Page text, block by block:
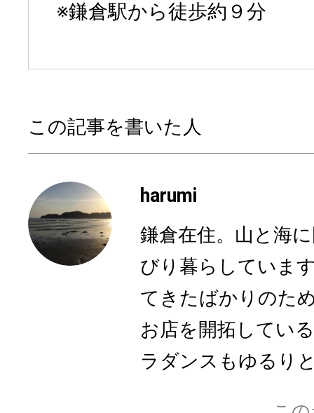
※鎌倉駅から徒歩約９分
この記事を書いた人
harumi
鎌倉在住。山と海
びり暮らしていま
てきたばかりのた
お店を開拓してい
ラダンスもゆるり